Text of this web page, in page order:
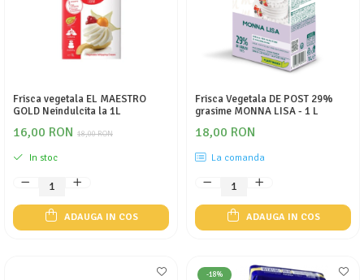
Frisca vegetala EL MAESTRO
GOLD Neindulcita la 1L
18,00 RON
16,00 RON
In stoc
ADAUGA IN COS
Frisca Vegetala DE POST 29%
grasime MONNA LISA - 1 L
18,00 RON
La comanda
ADAUGA IN COS
-18%